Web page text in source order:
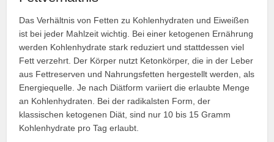
Das Verhältnis von Fetten zu Kohlenhydraten und Eiweißen
ist bei jeder Mahlzeit wichtig. Bei einer ketogenen Ernährung
werden Kohlenhydrate stark reduziert und stattdessen viel
Fett verzehrt. Der Körper nutzt Ketonkörper, die in der Leber
aus Fettreserven und Nahrungsfetten hergestellt werden, als
Energiequelle. Je nach Diätform variiert die erlaubte Menge
an Kohlenhydraten. Bei der radikalsten Form, der
klassischen ketogenen Diät, sind nur 10 bis 15 Gramm
Kohlenhydrate pro Tag erlaubt.